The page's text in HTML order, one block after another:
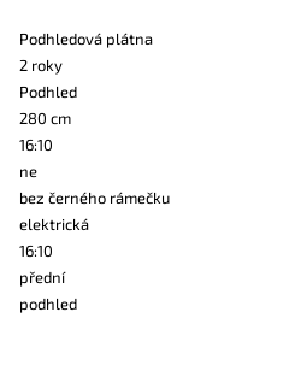
Podhledová plátna
2 roky
Podhled
280 cm
16:10
ne
bez černého rámečku
elektrická
16:10
přední
podhled